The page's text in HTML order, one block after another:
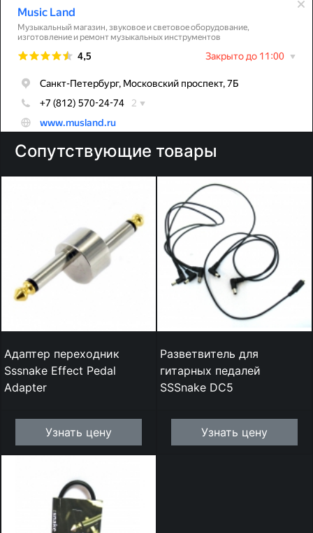
Сопутствующие товары
Адаптер переходник
Sssnake Effect Pedal
Adapter
Узнать цену
Разветвитель для
гитарных педалей
SSSnake DC5
Узнать цену